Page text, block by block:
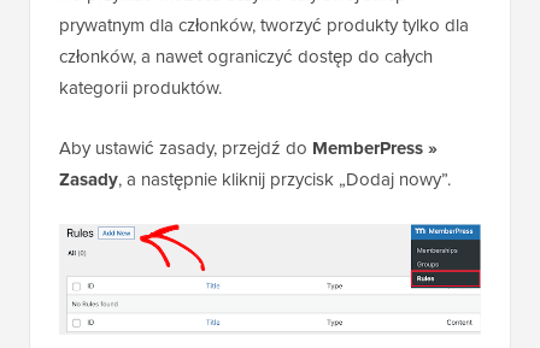
prywatnym dla członków, tworzyć produkty tylko dla
członków, a nawet ograniczyć dostęp do całych
kategorii produktów.
Aby ustawić zasady, przejdź do MemberPress »
Zasady, a następnie kliknij przycisk „Dodaj nowy”.